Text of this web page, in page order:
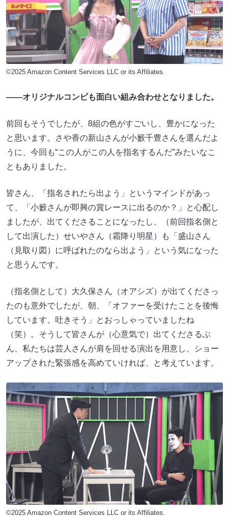
©2025 Amazon Content Services LLC or its Affiliates.
――オリジナルコンビも面白い組み合わせとなりました。
前回もそうでしたが、8組の色がすごいし、豊かになった
と思います。さや香の新山さんが小籔千豊さんを選んだよ
うに、今回も“この人がこの人を指名するんだ”みたいなこ
ともありました。
皆さん、「指名されたら出よう」というマインドがあっ
て、「小籔さんが即興の賞レースに出るのか？」と心配し
ましたが、出てくださることになったし、（前回指名側と
して出演した）せいやさん（霜降り明星）も「盛山さん
（見取り図）に呼ばれたのなら出よう」という気になった
と思うんです。
（指名側として）大久保さん（オアシズ）が出てくださっ
たのも意外でしたが、朝、「オファーを受けたことを後悔
しています。吐きそう」とおっしゃっていましたね
（笑）。そうして皆さんが（心意気で）出てくださるぶ
ん、私たちは芸人さんが肩を回せる演出を用意し、ショー
アップされた緊張感を高めていければ、と考えています。
©2025 Amazon Content Services LLC or its Affiliates.